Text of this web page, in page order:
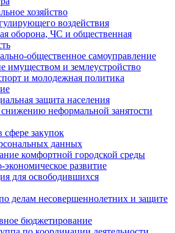
хозяйство
воздействия
оборона, ЧС и общественная
общественное самоуправление
имуществом и землеустройство
и молодежная политика
защита населения
неформальной занятости
сфере закупок
данных
комфортной городской среды
развитие
для освободившихся
делам несовершеннолетних и защите
бюджетирование